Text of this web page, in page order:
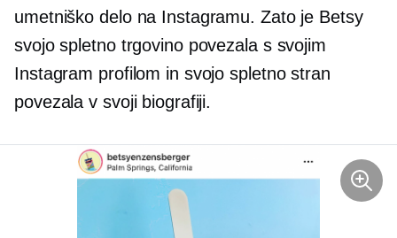
umetniško delo na Instagramu. Zato je Betsy
svojo spletno trgovino povezala s svojim
Instagram profilom in svojo spletno stran
povezala v svoji biografiji.